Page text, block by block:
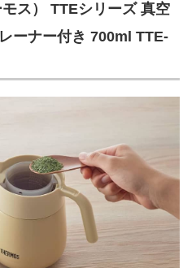
ス） TTEシリーズ 真空
ーナー付き 700ml TTE-